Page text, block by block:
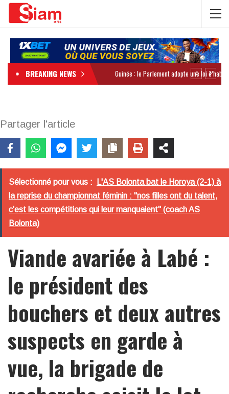
BREAKING NEWS
Partager l'article
Sélectionné pour vous :
L'AS Bolonta bat le Horoya (2-1) à
la reprise du championnat féminin : "nos filles ont du talent,
c'est les compétitions qui leur manquaient" (coach AS
Bolonta)
Viande avariée à Labé :
le président des
bouchers et deux autres
suspects en garde à
vue, la brigade de